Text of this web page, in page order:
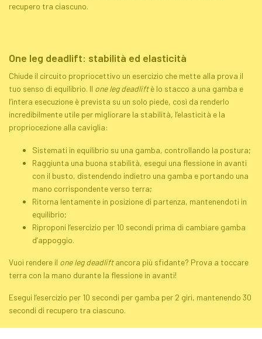
recupero tra ciascuno.
One leg deadlift: stabilità ed elasticità
Chiude il circuito propriocettivo un esercizio che mette alla prova il
tuo senso di equilibrio. Il one leg deadliftè lo stacco a una gamba e
l’intera esecuzione è prevista su un solo piede, così da renderlo
incredibilmente utile per migliorare la stabilità, l’elasticità e la
propriocezione alla caviglia:
Sistemati in equilibrio su una gamba, controllando la postura;
Raggiunta una buona stabilità, esegui una flessione in avanti
con il busto, distendendo indietro una gamba e portando una
mano corrispondente verso terra;
Ritorna lentamente in posizione di partenza, mantenendoti in
equilibrio;
Riproponi l’esercizio per 10 secondi prima di cambiare gamba
d’appoggio.
Vuoi rendere il one leg deadliftancora più sfidante? Prova a toccare
terra con la mano durante la flessione in avanti!
Esegui l’esercizio per 10 secondi per gamba per 2 giri, mantenendo 30
secondi di recupero tra ciascuno.